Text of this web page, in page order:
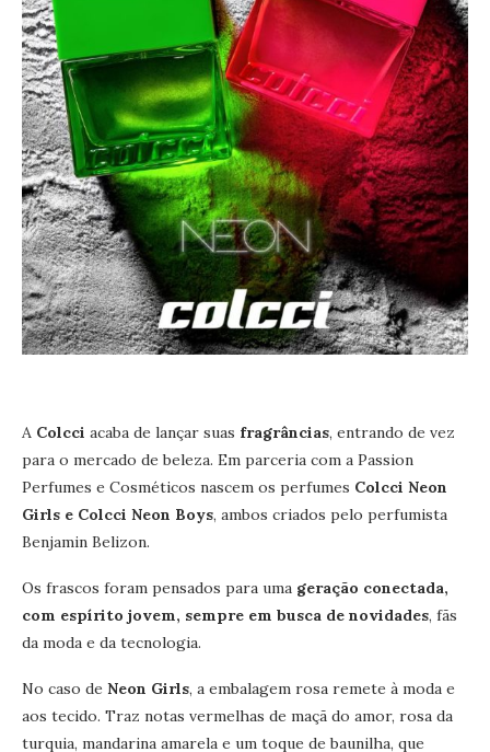
A Colcci acaba de lançar suas fragrâncias, entrando de vez
para o mercado de beleza. Em parceria com a Passion
Perfumes e Cosméticos nascem os perfumes Colcci Neon
Girls e Colcci Neon Boys, ambos criados pelo perfumista
Benjamin Belizon.
Os frascos foram pensados para uma geração conectada,
com espírito jovem, sempre em busca de novidades, fãs
da moda e da tecnologia.
No caso de Neon Girls, a embalagem rosa remete à moda e
aos tecido. Traz notas vermelhas de maçã do amor, rosa da
turquia, mandarina amarela e um toque de baunilha, que